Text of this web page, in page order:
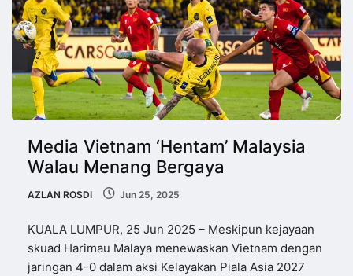
Media Vietnam ‘Hentam’ Malaysia
Walau Menang Bergaya
AZLAN ROSDI Jun 25, 2025
KUALA LUMPUR, 25 Jun 2025 – Meskipun kejayaan
skuad Harimau Malaya menewaskan Vietnam dengan
jaringan 4-0 dalam aksi Kelayakan Piala Asia 2027